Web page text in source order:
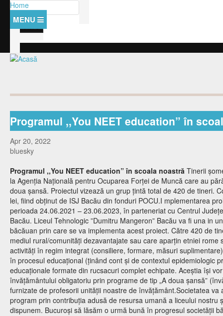
Mergi la conţinutul principal
Formular de căutare
Căutare
Home
Despre noi
Baza materiala
Personal didactic auxiliar
Personal nedidactic
Orar
Documente
Contact
Hotarari consiliu
Curriculum
SPP-uri
Programe scolare
Lista disciplinelor/modulelor
Catedre
Examene
Olimpiada Nationala
Elevi
Clase
Structura
Activitati
Regulamente
Burse
Proiecte
Proiect PEO
Oferta educationala
Presa despre noi
Programul ,,You NEET education” în
Apr 20, 2022
bluesky
Programul ,,You NEET education” în scoala noastră Tinerii
la Agenția Națională pentru Ocuparea Forței de Muncă care au
doua șansă. Proiectul vizează un grup țintă total de 420 de tineri.
lei, fiind obținut de ISJ Bacău din fonduri POCU.I mplementarea
perioada 24.06.2021 – 23.06.2023, în parteneriat cu Centrul
Bacău. Liceul Tehnologic ”Dumitru Mangeron” Bacău va fi una in
băcăuan prin care se va implementa acest proiect. Către 420 de
mediul rural/comunități dezavantajate sau care aparțin etniei
activități în regim integrat (consiliere, formare, măsuri
în procesul educațional (ținând cont și de contextul epidemiologic
educaționale formate din rucsacuri complet echipate. Aceștia își
învățământului obligatoriu prin programe de tip „A doua șansă”
furnizate de profesorii unității noastre de învățământ.Societatea
program prin contribuția adusă de resursa umană a liceului nostru
dispunem. Bucuroși să lăsăm o urmă bună în progresul societății